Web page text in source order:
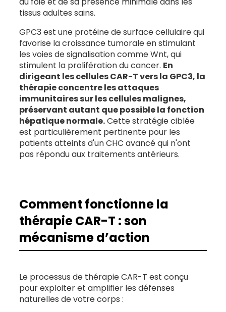
tissus adultes sains.
GPC3 est une protéine de surface cellulaire qui
favorise la croissance tumorale en stimulant
les voies de signalisation comme Wnt, qui
stimulent la prolifération du cancer. En
dirigeant les cellules CAR-T vers la GPC3, la
thérapie concentre les attaques
immunitaires sur les cellules malignes,
préservant autant que possible la fonction
hépatique normale.Cette stratégie ciblée
est particulièrement pertinente pour les
patients atteints d'un CHC avancé qui n'ont
pas répondu aux traitements antérieurs.
Comment fonctionne la
thérapie CAR-T : son
mécanisme d’action
Le processus de thérapie CAR-T est conçu
pour exploiter et amplifier les défenses
naturelles de votre corps :
En administrant la chimiothérapie directement
à la tumeur via l'artère hépatique et en
bloquant son apport sanguin, la TACE réduit la
taille des tumeurs et peut agir en synergie
avec la CAR-T en affaiblissant les défenses
contre le cancer et en améliorant la réponse
immunitaire.
vous appuyant sur des conseils fondés sur des
données probantes, votre chemin vers une
meilleure gestion commence par des choix
éclairés.